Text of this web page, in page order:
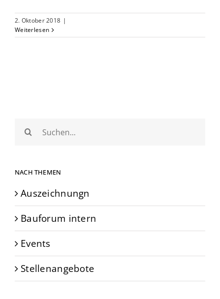
2. Oktober 2018 |
Weiterlesen
Suche
nach:
NACH THEMEN
Auszeichnungn
Bauforum intern
Events
Stellenangebote